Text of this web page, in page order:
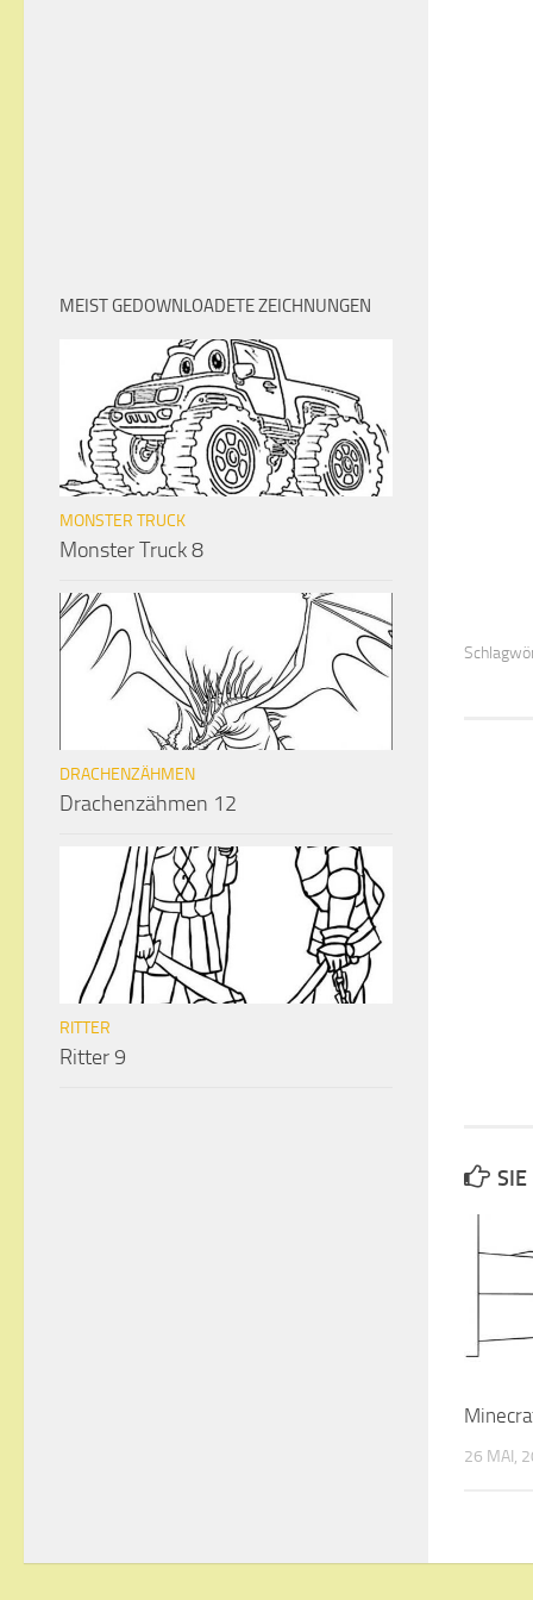
SIE
26 MAI,
MEIST GEDOWNLOADETE ZEICHNUNGEN
MONSTER TRUCK
Monster Truck 8
DRACHENZÄHMEN
Drachenzähmen 12
RITTER
Ritter 9